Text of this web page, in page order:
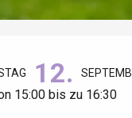
12.
15:00 bis zu 16:30